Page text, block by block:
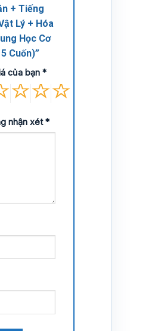
+ Tiếng
Lý + Hóa
Học Cơ
Cuốn)”
của bạn *
nhận xét*